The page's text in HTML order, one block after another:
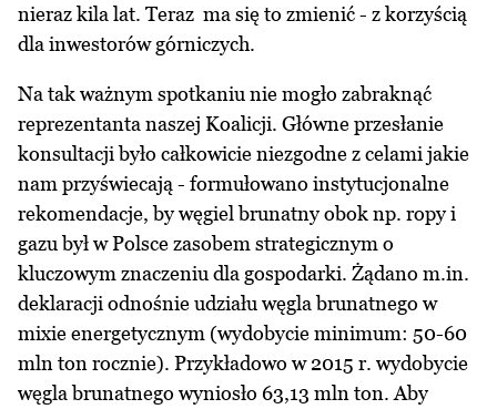
nieraz kila lat. Teraz ma się to zmienić - z korzyścią
dla inwestorów górniczych.
Na tak ważnym spotkaniu nie mogło zabraknąć
reprezentanta naszej Koalicji. Główne przesłanie
konsultacji było całkowicie niezgodne z celami jakie
nam przyświecają - formułowano instytucjonalne
rekomendacje, by węgiel brunatny obok np. ropy i
gazu był w Polsce zasobem strategicznym o
kluczowym znaczeniu dla gospodarki. Żądano m.in.
deklaracji odnośnie udziału węgla brunatnego w
mixie energetycznym (wydobycie minimum: 50-60
mln ton rocznie). Przykładowo w 2015 r. wydobycie
węgla brunatnego wyniosło 63,13 mln ton. Aby